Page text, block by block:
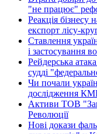
"не працює"
Реакція бізнесу
експорт лісу-
Ставлення
і застосування
Рейдерська
судді
Чи почали
дослідження
Активи ТОВ
Революції
Нові докази